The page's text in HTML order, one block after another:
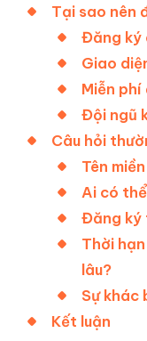
Tại sao nên
Đăng ký
Giao
Miễn
Đội ngũ
Câu hỏi
Tên
Ai có
Đăng ký
Thời
lâu?
Sự khác
Kết luận